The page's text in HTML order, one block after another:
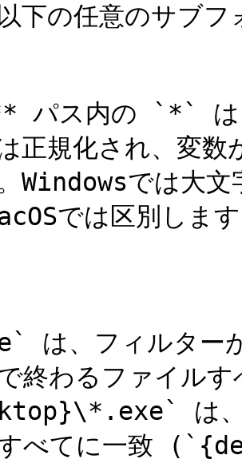
下の任意のサブ
パス内の `*` は「
正規化され、変
Windowsでは大
では区別しま
、フィルターが
わるファイルす
は、そ
べてに一致